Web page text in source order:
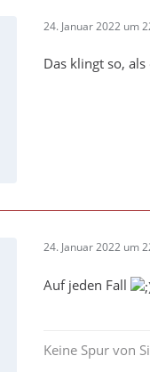
24. Januar 2022 um
Das klingt so,
24. Januar 2022 um
Auf jeden Fall
Keine Spur von